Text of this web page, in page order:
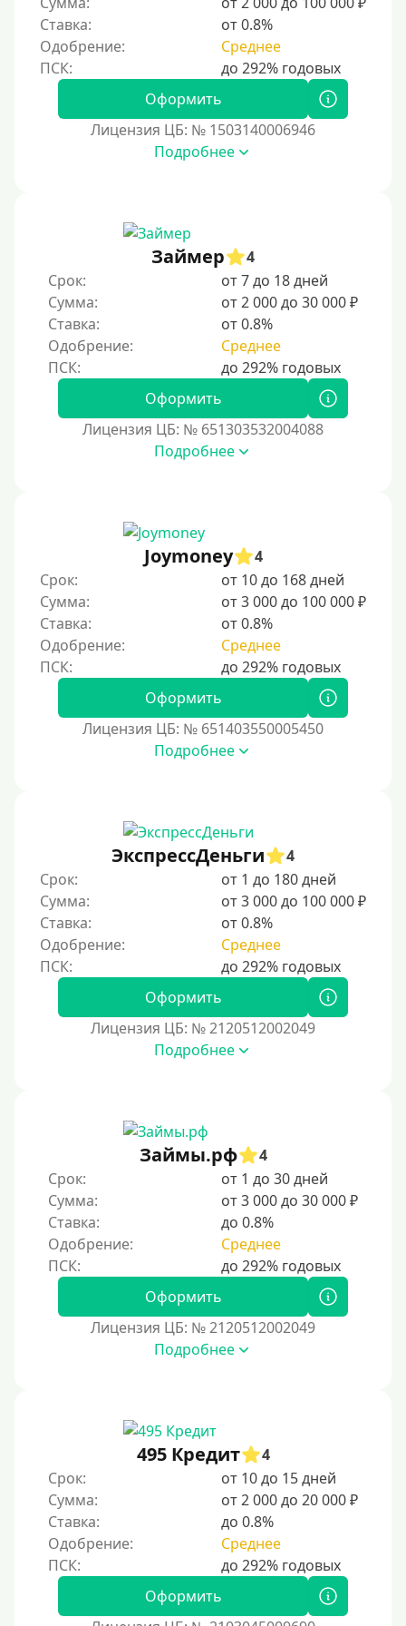
восстановить доверие кредиторов.
Для погашения других кредитов
До зарплаты
Для бизнеса
По военному билету
По водительскому удостоверению
По СНИЛСу
Без СНИЛСа
По паспорту
Без подтверждения дохода
Без справок и поручителей
Без посредников
Процент
Под 1 %
С пролонгацией (продлением)
Под высокий процент
С ежемесячным платежом
Под низкий процент
Без процентов
Первый кредит без переплаты
Без процентов на 30 дней
Без страховок и комиссий
Повторный
Надежные
Без обмана
Без предоплат
Без электронной почты
С автоматическим одобрением
Без номера телефона
Без звонков и проверок
Ночью
На карту круглосуточно
24/7
Деньги в долг
В долг на карту
Ставка:
от 0.8%
Одобрение:
Среднее
Оформить
Лицензия ЦБ: № 1503140006946
Подробнее
Займер
4
Срок:
от 7 до 18 дней
Сумма:
от 2 000 до 30 000 ₽
Ставка:
от 0.8%
Одобрение:
Среднее
Оформить
Лицензия ЦБ: № 651303532004088
Подробнее
Joymoney
4
Срок:
от 10 до 168 дней
Сумма:
от 3 000 до 100 000 ₽
Ставка:
от 0.8%
Одобрение:
Среднее
Оформить
Лицензия ЦБ: № 651403550005450
Подробнее
ЭкспрессДеньги
4
Срок:
от 1 до 180 дней
Сумма:
от 3 000 до 100 000 ₽
Ставка:
от 0.8%
Одобрение:
Среднее
Оформить
Лицензия ЦБ: № 2120512002049
Подробнее
Займы.рф
4
Срок:
от 1 до 30 дней
Сумма:
от 3 000 до 30 000 ₽
Ставка:
до 0.8%
Одобрение:
Среднее
Оформить
Лицензия ЦБ: № 2120512002049
Подробнее
495 Кредит
4
Срок:
от 10 до 15 дней
Сумма:
от 2 000 до 20 000 ₽
Ставка:
до 0.8%
Одобрение:
Среднее
Оформить